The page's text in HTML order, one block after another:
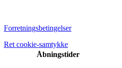
Forretningsbetingelser
Ret cookie-samtykke
Åbningstider